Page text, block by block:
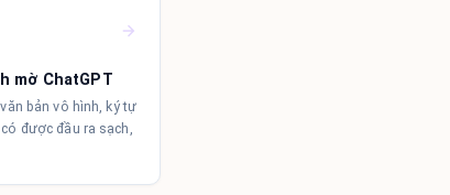
mờ ChatGPT
bản vô hình, ký tự
được đầu ra sạch,